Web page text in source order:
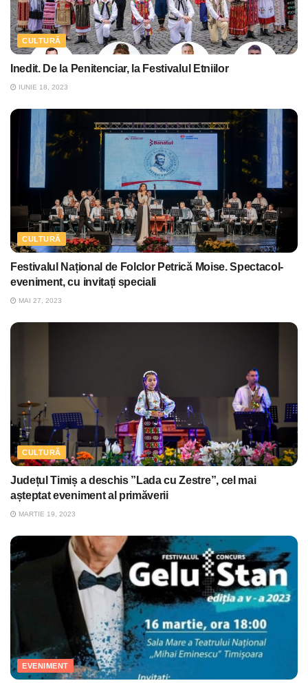
CULTURĂ
Inedit. De la Penitenciar, la Festivalul Etniilor
IUNIE 18, 2023
CULTURĂ
Festivalul Național de Folclor Petrică Moise. Spectacol-
eveniment, cu invitați speciali
MAI 27, 2023
CULTURĂ
Județul Timiș a deschis ”Lada cu Zestre”, cel mai
așteptat eveniment al primăverii
MARTIE 19, 2023
EVENIMENT